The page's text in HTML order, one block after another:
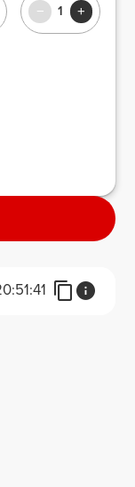
1
51:41